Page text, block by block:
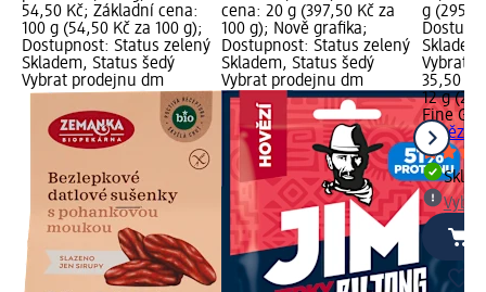
54,50 Kč; Základní cena:
100 g (54,50 Kč za 100 g);
Dostupnost: Status zelený
Skladem, Status šedý
Vybrat prodejnu dm
cena: 20 g (397,50 Kč za
100 g); Nově grafika;
Dostupnost: Status zelený
Skladem, Status šedý
Vybrat prodejnu dm
g
Vybrat
35,50 Kč
12 g
Fine
hovězí,